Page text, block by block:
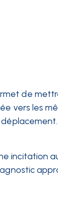
de
vers les
incitation